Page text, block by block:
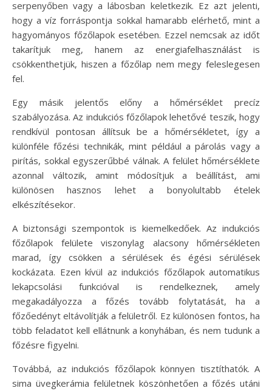
serpenyőben vagy a lábosban keletkezik. Ez azt jelenti,
hogy a víz forráspontja sokkal hamarabb elérhető, mint a
hagyományos főzőlapok esetében. Ezzel nemcsak az időt
takarítjuk meg, hanem az energiafelhasználást is
csökkenthetjük, hiszen a főzőlap nem megy feleslegesen
fel.
Egy másik jelentős előny a hőmérséklet precíz
szabályozása. Az indukciós főzőlapok lehetővé teszik, hogy
rendkívül pontosan állítsuk be a hőmérsékletet, így a
különféle főzési technikák, mint például a párolás vagy a
pirítás, sokkal egyszerűbbé válnak. A felület hőmérséklete
azonnal változik, amint módosítjuk a beállítást, ami
különösen hasznos lehet a bonyolultabb ételek
elkészítésekor.
A biztonsági szempontok is kiemelkedőek. Az indukciós
főzőlapok felülete viszonylag alacsony hőmérsékleten
marad, így csökken a sérülések és égési sérülések
kockázata. Ezen kívül az indukciós főzőlapok automatikus
lekapcsolási funkcióval is rendelkeznek, amely
megakadályozza a főzés tovább folytatását, ha a
főzőedényt eltávolítják a felületről. Ez különösen fontos, ha
több feladatot kell ellátnunk a konyhában, és nem tudunk a
főzésre figyelni.
Továbbá, az indukciós főzőlapok könnyen tisztíthatók. A
sima üvegkerámia felületnek köszönhetően a főzés utáni